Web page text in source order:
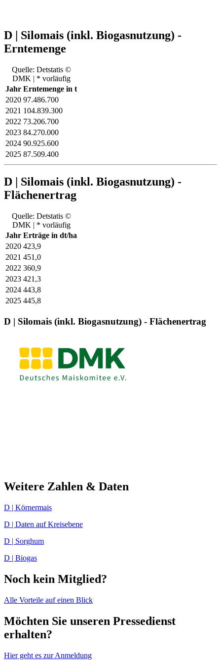
D | Silomais (inkl. Biogasnutzung) -
Erntemenge
Quelle: Detstatis ©
DMK | * vorläufig
Jahr Erntemenge in t
2020 97.486.700
2021 104.839.300
2022 73.206.700
2023 84.270.000
2024 90.925.600
2025 87.509.400
D | Silomais (inkl. Biogasnutzung) -
Flächenertrag
Quelle: Detstatis ©
DMK | * vorläufig
Jahr Erträge in dt/ha
2020 423,9
2021 451,0
2022 360,9
2023 421,3
2024 443,8
2025 445,8
D | Silomais (inkl. Biogasnutzung) - Flächenertrag
Weitere Zahlen & Daten
D | Körnermais
D | Daten auf Kreisebene
D | Sorghum
D | Biogas
Noch kein Mitglied?
Alle Vorteile auf einen Blick
Möchten Sie unseren Pressedienst
erhalten?
Hier geht es zur Anmeldung